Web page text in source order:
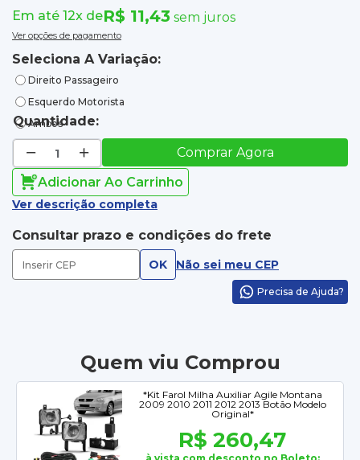
Em até 12x deR$ 11,43 sem juros
Ver opções de pagamento
Seleciona A Variação:
Direito Passageiro
Esquerdo Motorista
Ambos
Quantidade:
Comprar Agora
Adicionar Ao Carrinho
Ver descrição completa
Consultar prazo e condições do frete
OK Não sei meu CEP
Precisa de Ajuda?
Quem viu Comprou
*Kit Farol Milha Auxiliar Agile Montana
2009 2010 2011 2012 2013 Botão Modelo
Original*
R$ 260,47